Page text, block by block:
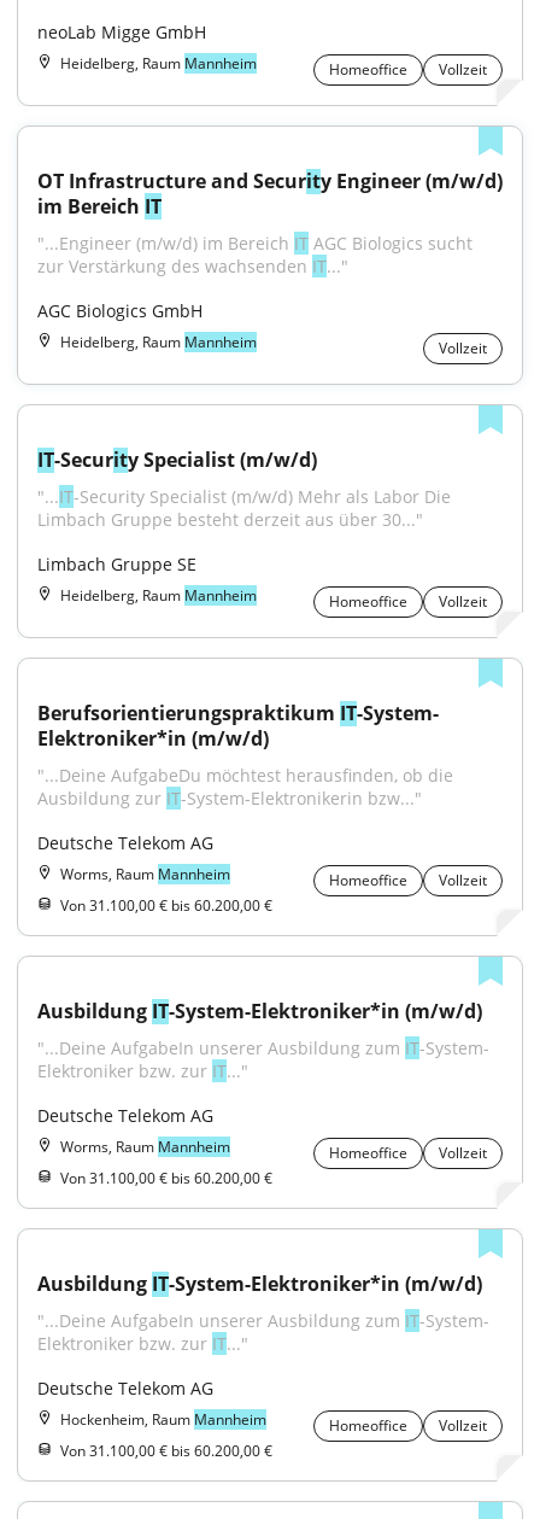
neoLab Migge GmbH
Heidelberg, Raum Mannheim Homeoffice Vollzeit
OT Infrastructure and Security Engineer (m/w/d)
im Bereich IT
"...Engineer (m/w/d) im Bereich IT AGC Biologics sucht
zur Verstärkung des wachsenden IT..."
AGC Biologics GmbH
Heidelberg, Raum Mannheim Vollzeit
IT-Security Specialist (m/w/d)
"...IT-Security Specialist (m/w/d) Mehr als Labor Die
Limbach Gruppe besteht derzeit aus über 30..."
Limbach Gruppe SE
Heidelberg, Raum Mannheim Homeoffice Vollzeit
Berufsorientierungspraktikum IT-System-
Elektroniker*in (m/w/d)
"...Deine AufgabeDu möchtest herausfinden, ob die
Ausbildung zur IT-System-Elektronikerin bzw..."
Deutsche Telekom AG
Worms, Raum Mannheim Homeoffice
Vollzeit
Von 31.100,00 € bis 60.200,00 €
Ausbildung IT-System-Elektroniker*in (m/w/d)
"...Deine AufgabeIn unserer Ausbildung zum IT-System-
Elektroniker bzw. zur IT..."
Deutsche Telekom AG
Worms, Raum Mannheim Homeoffice
Vollzeit
Von 31.100,00 € bis 60.200,00 €
Ausbildung IT-System-Elektroniker*in (m/w/d)
"...Deine AufgabeIn unserer Ausbildung zum IT-System-
Elektroniker bzw. zur IT..."
Deutsche Telekom AG
Hockenheim, Raum Mannheim Homeoffice
Vollzeit
Von 31.100,00 € bis 60.200,00 €